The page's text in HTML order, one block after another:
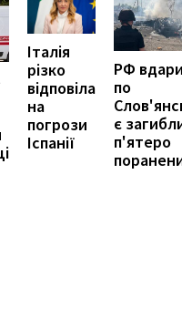
Італія
різко
відповіла
на
погрози
Іспанії
РФ
по
є
п'ятеро